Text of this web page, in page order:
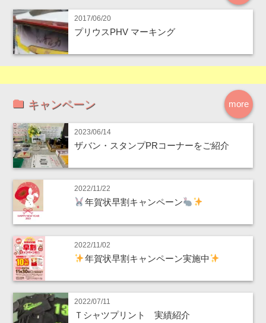
2017/06/20
プリウスPHV マーキング
more
キャンペーン
2023/06/14
ザバン・スタンプPRコーナーをご紹介
2022/11/22
年賀状早割キャンペーン
2022/11/02
年賀状早割キャンペーン実施中
2022/07/11
Ｔシャツプリント 実績紹介